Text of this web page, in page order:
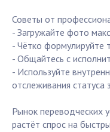
Советы от
- Загружайте фото
- Чётко формулируйте
- Общайтесь с
- Используйте
отслеживания статуса
Рынок переводческих
растёт спрос на